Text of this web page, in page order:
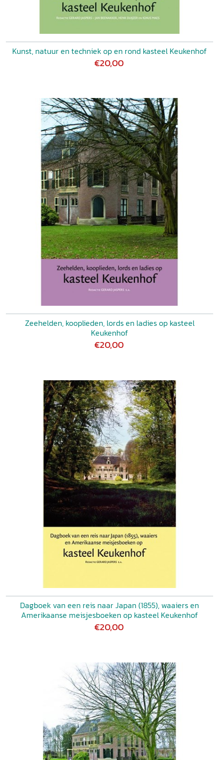
Kunst, natuur en techniek op en rond kasteel Keukenhof
€20,00
Zeehelden, kooplieden, lords en ladies op kasteel
Keukenhof
€20,00
Dagboek van een reis naar Japan (1855), waaiers en
Amerikaanse meisjesboeken op kasteel Keukenhof
€20,00